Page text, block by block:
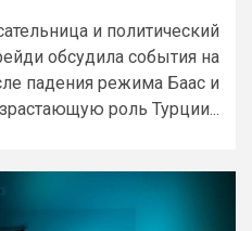
и политический
обсудила события на
падения режима Баас и
роль Турции...